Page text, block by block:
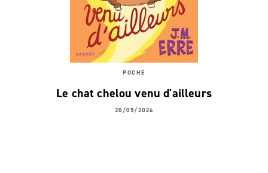
POCHE
Le chat chelou venu d'ailleurs
20/05/2026